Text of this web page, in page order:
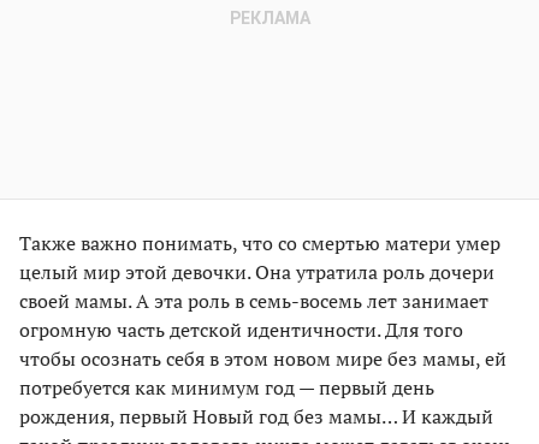
Также важно понимать, что со смертью матери умер
целый мир этой девочки. Она утратила роль дочери
своей мамы. А эта роль в семь-восемь лет занимает
огромную часть детской идентичности. Для того
чтобы осознать себя в этом новом мире без мамы, ей
потребуется как минимум год — первый день
рождения, первый Новый год без мамы… И каждый